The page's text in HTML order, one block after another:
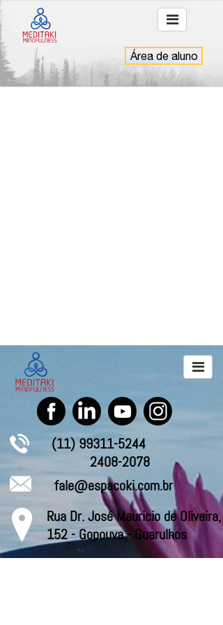
Área de aluno
Rua Dr. José Mauricio de Oliveira,
152 - Gopouva - Guarulhos
(11) 99311-5244
2408-2078
fale@espacoki.com.br